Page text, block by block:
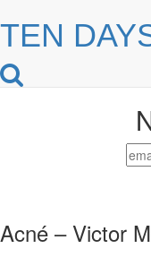
TEN
Acné – Victor